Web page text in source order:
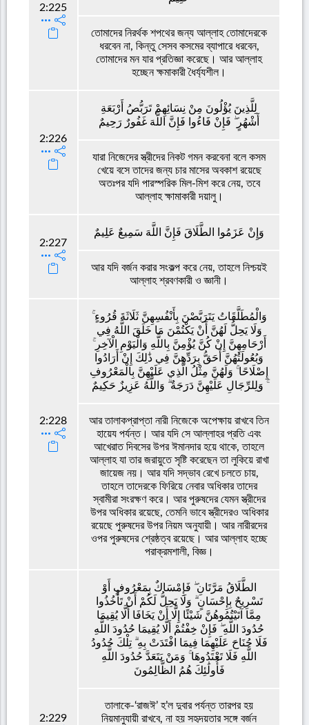
2:225
তোমাদের নিরর্থক শপথের জন্য আল্লাহ তোমাদেরকে
ধরবেন না, কিন্তু সেসব কসমের ব্যাপারে ধরবেন,
তোমাদের মন যার প্রতিজ্ঞা করেছে। আর আল্লাহ
হচ্ছেন ক্ষমাকারী ধৈর্য্যশীল।
2:226
لِلَّذِينَ يُؤْلُونَ مِنْ نِسَائِهِمْ تَرَبُّصُ أَرْبَعَةِ
أَشْهُرٍ ۖ فَإِنْ فَاءُوا فَإِنَّ اللَّهَ غَفُورٌ رَحِيمٌ
যারা নিজেদের স্ত্রীদের নিকট গমন করবেনা বলে কসম
খেয়ে বসে তাদের জন্য চার মাসের অবকাশ রয়েছে
অতঃপর যদি পারস্পরিক মিল-মিশ করে নেয়, তবে
আল্লাহ ক্ষামাকারী দয়ালু।
2:227
وَإِنْ عَزَمُوا الطَّلَاقَ فَإِنَّ اللَّهَ سَمِيعٌ عَلِيمٌ
আর যদি বর্জন করার সংকল্প করে নেয়, তাহলে নিশ্চয়ই
আল্লাহ শ্রবণকারী ও জ্ঞানী।
2:228
وَالْمُطَلَّقَاتُ يَتَرَبَّصْنَ بِأَنْفُسِهِنَّ ثَلَاثَةَ قُرُوءٍ ۚ
وَلَا يَحِلُّ لَهُنَّ أَنْ يَكْتُمْنَ مَا خَلَقَ اللَّهُ فِي
أَرْحَامِهِنَّ إِنْ كُنَّ يُؤْمِنَّ بِاللَّهِ وَالْيَوْمِ الْآخِرِ ۚ
وَبُعُولَتُهُنَّ أَحَقُّ بِرَدِّهِنَّ فِي ذَٰلِكَ إِنْ أَرَادُوا
إِصْلَاحًا ۚ وَلَهُنَّ مِثْلُ الَّذِي عَلَيْهِنَّ بِالْمَعْرُوفِ
ۚ وَلِلرِّجَالِ عَلَيْهِنَّ دَرَجَةٌ ۗ وَاللَّهُ عَزِيزٌ حَكِيمٌ
আর তালাকপ্রাপ্তা নারী নিজেকে অপেক্ষায় রাখবে তিন
হায়েয পর্যন্ত। আর যদি সে আল্লাহর প্রতি এবং
আখেরাত দিবসের উপর ঈমানদার হয়ে থাকে, তাহলে
আল্লাহ যা তার জরায়ুতে সৃষ্টি করেছেন তা লুকিয়ে রাখা
জায়েজ নয়। আর যদি সদ্ভাব রেখে চলতে চায়,
তাহলে তাদেরকে ফিরিয়ে নেবার অধিকার তাদের
স্বামীরা সংরক্ষণ করে। আর পুরুষদের যেমন স্ত্রীদের
উপর অধিকার রয়েছে, তেমনি ভাবে স্ত্রীদেরও অধিকার
রয়েছে পুরুষদের উপর নিয়ম অনুযায়ী। আর নারীরদের
ওপর পুরুষদের শ্রেষ্ঠত্ব রয়েছে। আর আল্লাহ হচ্ছে
পরাক্রমশালী, বিজ্ঞ।
2:229
الطَّلَاقُ مَرَّتَانِ ۖ فَإِمْسَاكٌ بِمَعْرُوفٍ أَوْ
تَسْرِيحٌ بِإِحْسَانٍ ۗ وَلَا يَحِلُّ لَكُمْ أَنْ تَأْخُذُوا
مِمَّا آتَيْتُمُوهُنَّ شَيْئًا إِلَّا أَنْ يَخَافَا أَلَّا يُقِيمَا
حُدُودَ اللَّهِ ۖ فَإِنْ خِفْتُمْ أَلَّا يُقِيمَا حُدُودَ اللَّهِ
فَلَا جُنَاحَ عَلَيْهِمَا فِيمَا افْتَدَتْ بِهِ ۗ تِلْكَ حُدُودُ
اللَّهِ فَلَا تَعْتَدُوهَا ۚ وَمَنْ يَتَعَدَّ حُدُودَ اللَّهِ
فَأُولَٰئِكَ هُمُ الظَّالِمُونَ
তালাকে-‘রাজঈ’ হ’ল দুবার পর্যন্ত তারপর হয়
নিয়মানুযায়ী রাখবে, না হয় সহৃদয়তার সঙ্গে বর্জন